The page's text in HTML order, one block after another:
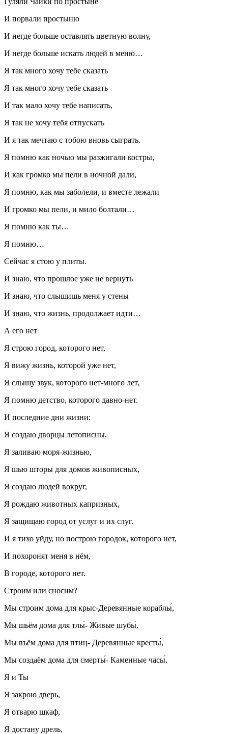
И порвали простыню
И негде больше оставлять цветную волну,
И негде больше искать людей в меню…
Я так много хочу тебе сказать
Я так много хочу тебе сказать
И так мало хочу тебе написать,
Я так не хочу тебя отпускать
И я так мечтаю с тобою вновь сыграть.
Я помню как ночью мы разжигали костры,
И как громко мы пели в ночной дали,
Я помню, как мы заболели, и вместе лежали
И громко мы пели, и мило болтали…
Я помню как ты…
Я помню…
Сейчас я стою у плиты.
И знаю, что прошлое уже не вернуть
И знаю, что слышишь меня у стены
И знаю, что жизнь, продолжает идти…
А его нет
Я строю город, которого нет,
Я вижу жизнь, которой уже нет,
Я слышу звук, которого нет-много лет,
Я помню детство, которого давно-нет.
И последние дни жизни:
Я создаю дворцы летописны,
Я заливаю моря-жизнью,
Я шью шторы для домов живописных,
Я создаю людей вокруг,
Я рождаю животных капризных,
Я защищаю город от услуг и их слуг.
И я тихо уйду, но построю городок, которого нет,
И похоронят меня в нём,
В городе, которого нет.
Строим или сносим?
Мы строим дома для крыс-Деревянные кораблы́,
Мы шьём дома для тлы́- Живые шубы́,
Мы въём дома для птиц- Деревянные кресты́,
Мы создаём дома для смерты́- Каменные часы́.
Я и Ты
Я закрою дверь,
Я отварю шкаф,
Я достану дрель,